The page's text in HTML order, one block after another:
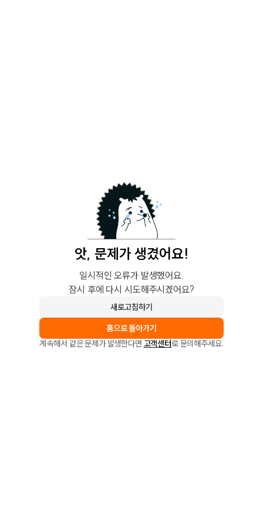
앗, 문제가 생겼어요!
일시적인 오류가 발생했어요.
잠시 후에 다시 시도해주시겠어요?
새로고침하기
홈으로 돌아가기
계속해서 같은 문제가 발생한다면 고객센터로 문의해주세요.